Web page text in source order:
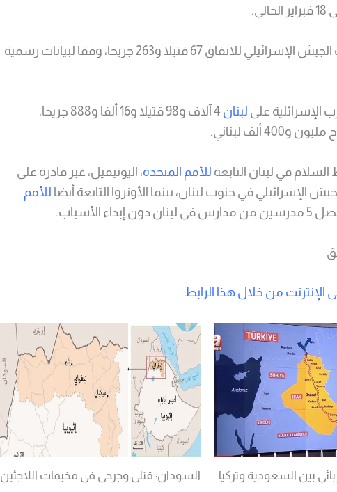
وخلفت خروقات الجيش الإسرائيلي للاتفاق 67 قتيلا و263 جريحا، وفقا لبيانات رسمية
الإسرائلية على لبنان
4 آلاف و98 قتيلا و16 ألفا و888 جريحا،
ألف لبناني.
في لبنان التابعة للأمم المتحدة، اليونيفيل، غير قادرة على
الإسرائيلي في جنوب لبنان، بينما الأونروا التابعة أيضا للأمم
إبداء الأسباب.
من خلال هذا الرابط
بين السعودية وتركيا السودان: قتلى وجرحى في مخيمات اللاجئين